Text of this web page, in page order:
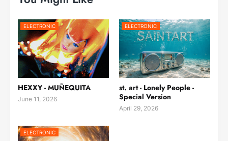
ELECTRONIC
HEXXY - MUÑEQUITA
June 11, 2026
ELECTRONIC
st. art - Lonely People -
Special Version
April 29, 2026
ELECTRONIC